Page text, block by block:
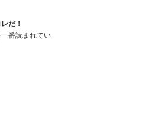
だ！
番読まれてい